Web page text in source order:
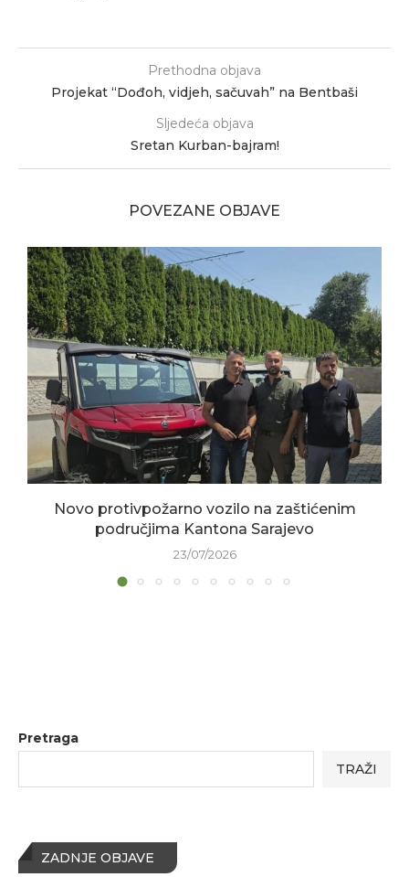
Prethodna objava
Projekat “Dođoh, vidjeh, sačuvah” na Bentbaši
Sljedeća objava
Sretan Kurban-bajram!
POVEZANE OBJAVE
Novo protivpožarno vozilo na zaštićenim
područjima Kantona Sarajevo
23/07/2026
Pretraga
TRAŽI
ZADNJE OBJAVE